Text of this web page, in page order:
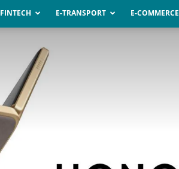
ISBtech.pl
FINTECH E-TRANSPORT E-COMMERCE